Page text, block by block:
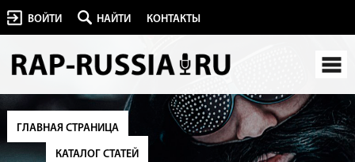
ВОЙТИ НАЙТИ КОНТАКТЫ
ГЛАВНАЯ СТРАНИЦА
КАТАЛОГ СТАТЕЙ